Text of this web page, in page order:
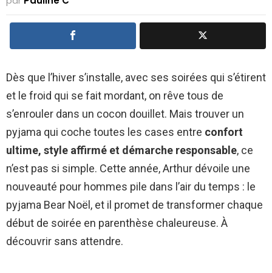
Dès que l’hiver s’installe, avec ses soirées qui s’étirent
et le froid qui se fait mordant, on rêve tous de
s’enrouler dans un cocon douillet. Mais trouver un
pyjama qui coche toutes les cases entre confort
ultime, style affirmé et démarche responsable, ce
n’est pas si simple. Cette année, Arthur dévoile une
nouveauté pour hommes pile dans l’air du temps : le
pyjama Bear Noël, et il promet de transformer chaque
début de soirée en parenthèse chaleureuse. À
découvrir sans attendre.